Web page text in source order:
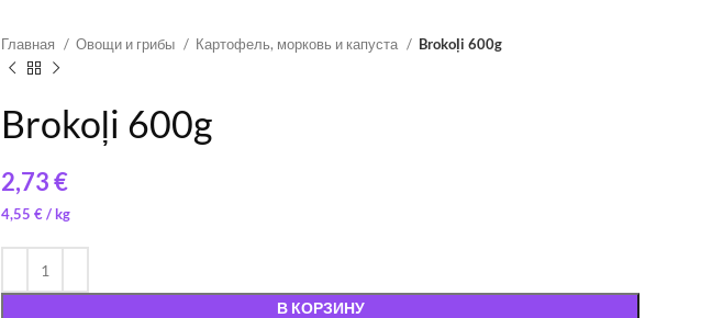
Главная Овощи и грибы Картофель, морковь и капуста Brokoļi 600g
Brokoļi 600g
€
4,55 €/
В КОРЗИНУ